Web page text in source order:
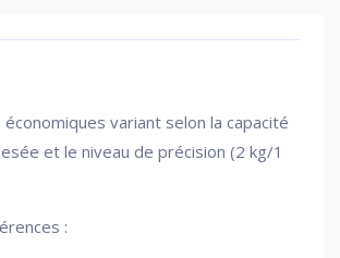
variant selon la capacité
et le niveau de précision (2 kg/1
: